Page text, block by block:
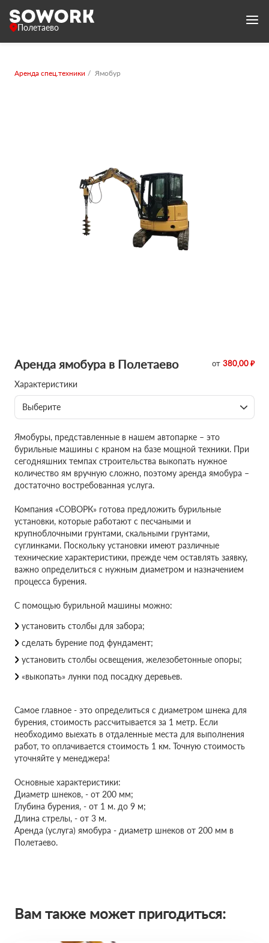
Полетаево
Аренда спец.техники Ямобур
Аренда ямобура в Полетаево от 380,00 ₽
Характеристики
Выберите
Ямобуры, представленные в нашем автопарке – это
бурильные машины с краном на базе мощной техники. При
сегодняшних темпах строительства выкопать нужное
количество ям вручную сложно, поэтому аренда ямобура –
достаточно востребованная услуга.
Компания «СОВОРК» готова предложить бурильные
установки, которые работают с песчаными и
крупноблочными грунтами, скальными грунтами,
суглинками. Поскольку установки имеют различные
технические характеристики, прежде чем оставлять заявку,
важно определиться с нужным диаметром и назначением
процесса бурения.
С помощью бурильной машины можно:
установить столбы для забора;
сделать бурение под фундамент;
установить столбы освещения, железобетонные опоры;
«выкопать» лунки под посадку деревьев.
Самое главное - это определиться с диаметром шнека для
бурения, стоимость рассчитывается за 1 метр. Если
необходимо выехать в отдаленные места для выполнения
работ, то оплачивается стоимость 1 км. Точную стоимость
уточняйте у менеджера!
Основные характеристики:
Диаметр шнеков, - от 200 мм;
Глубина бурения, - от 1 м. до 9 м;
Длина стрелы, - от 3 м.
Аренда (услуга) ямобура - диаметр шнеков от 200 мм в
Полетаево.
Вам также может пригодиться: